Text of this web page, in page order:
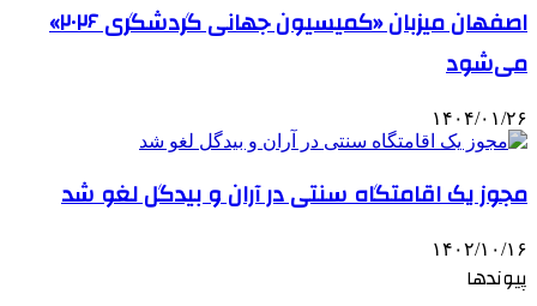
اصفهان میزبان «کمیسیون جهانی گردشگری ۲۰۲۶»
می‌شود
۱۴۰۴/۰۱/۲۶
مجوز یک اقامتگاه سنتی در آران و بیدگل لغو شد
۱۴۰۲/۱۰/۱۶
پیوندها